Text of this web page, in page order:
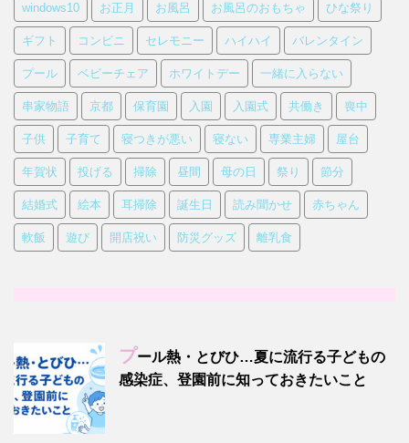
windows10 お正月 お風呂 お風呂のおもちゃ ひな祭り
ギフト コンビニ セレモニー ハイハイ バレンタイン
プール ベビーチェア ホワイトデー 一緒に入らない
串家物語 京都 保育園 入園 入園式 共働き 喪中
子供 子育て 寝つきが悪い 寝ない 専業主婦 屋台
年賀状 投げる 掃除 昼間 母の日 祭り 節分
結婚式 絵本 耳掃除 誕生日 読み聞かせ 赤ちゃん
軟飯 遊び 開店祝い 防災グッズ 離乳食
プール熱・とびひ…夏に流行る子どもの
感染症、登園前に知っておきたいこと